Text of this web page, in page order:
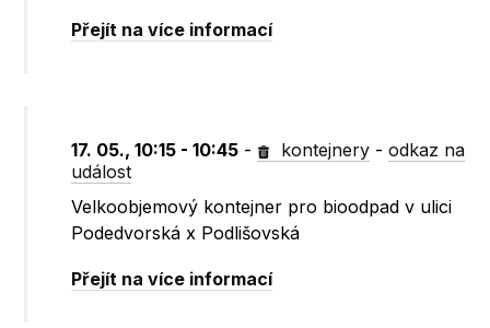
Přejít na více informací
17. 05., 10:15 - 10:45 - kontejnery -odkaz na
událost
Velkoobjemový kontejner pro bioodpad v ulici
Podedvorská x Podlišovská
Přejít na více informací